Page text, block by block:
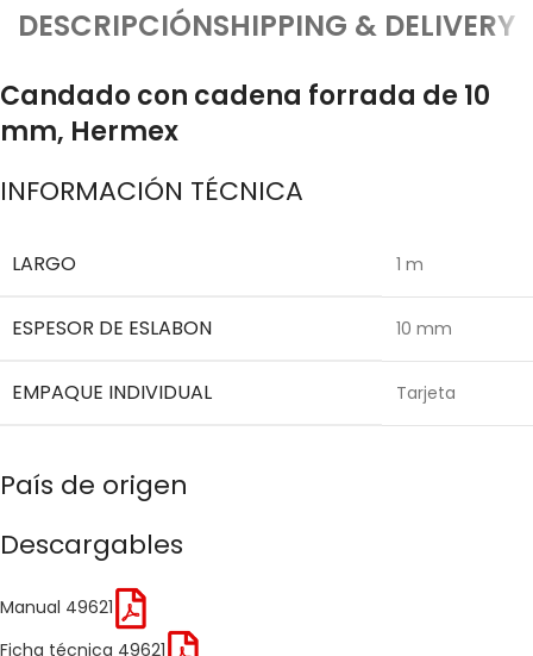
DESCRIPCIÓNSHIPPING & DELIVERY
Candado con cadena forrada de 10
mm, Hermex
INFORMACIÓN TÉCNICA
LARGO 1 m
ESPESOR DE ESLABON 10 mm
EMPAQUE INDIVIDUAL Tarjeta
País de origen
Descargables
Manual 49621
Ficha técnica 49621